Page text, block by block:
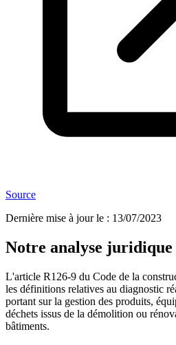
Source
Dernière mise à jour le : 13/07/2023
Notre analyse juridique
L'article R126-9 du Code de la
les définitions relatives au diagnostic
portant sur la gestion des produits,
déchets issus de la démolition ou
bâtiments.